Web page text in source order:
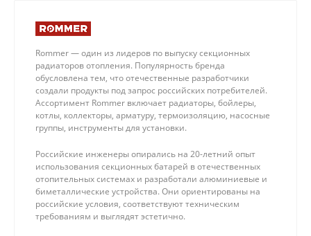
Rommer — один из лидеров по выпуску секционных
радиаторов отопления. Популярность бренда
обусловлена тем, что отечественные разработчики
создали продукты под запрос российских потребителей.
Ассортимент Rommer включает радиаторы, бойлеры,
котлы, коллекторы, арматуру, термоизоляцию, насосные
группы, инструменты для установки.
Российские инженеры опирались на 20-летний опыт
использования секционных батарей в отечественных
отопительных системах и разработали алюминиевые и
биметаллические устройства. Они ориентированы на
российские условия, соответствуют техническим
требованиям и выглядят эстетично.